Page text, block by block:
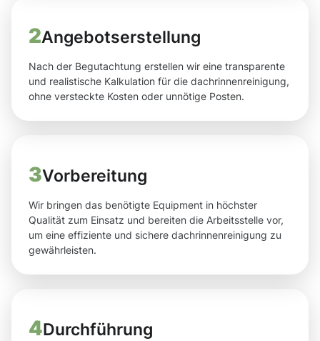
2Angebotserstellung
Nach der Begutachtung erstellen wir eine transparente
und realistische Kalkulation für die dachrinnenreinigung,
ohne versteckte Kosten oder unnötige Posten.
3Vorbereitung
Wir bringen das benötigte Equipment in höchster
Qualität zum Einsatz und bereiten die Arbeitsstelle vor,
um eine effiziente und sichere dachrinnenreinigung zu
gewährleisten.
4Durchführung